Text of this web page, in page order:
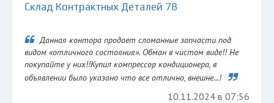
Склад Контрактных Деталей 78
Данная контора продает сломанные запчасти под
видом «отличного состояния». Обман в чистом виде!! Не
покупайте у них!!Купил компрессор кондиционера, в
объявлении было указано что все отлично, внешне...!
10.11.2024 в 07:56